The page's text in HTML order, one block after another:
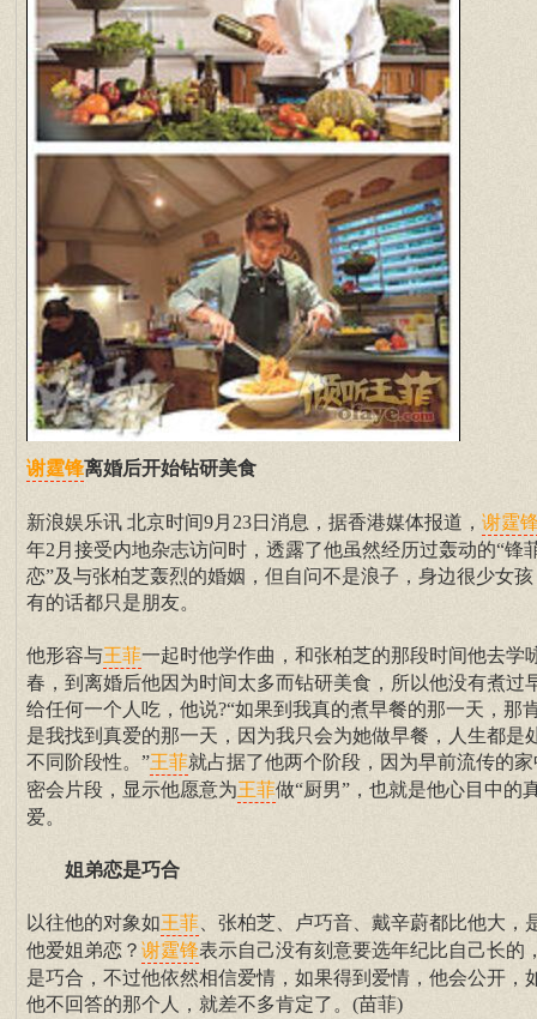
谢霆锋离婚后开始钻研美食
新浪娱乐讯 北京时间9月23日消息，据香港媒体报道， 谢霆
年2月接受内地杂志访问时，透露了他虽然经历过轰动的“锋
恋”及与张柏芝轰烈的婚姻，但自问不是浪子，身边很少女孩
有的话都只是朋友。
他形容与王菲一起时他学作曲，和张柏芝的那段时间他去学
春，到离婚后他因为时间太多而钻研美食，所以他没有煮过
给任何一个人吃，他说?“如果到我真的煮早餐的那一天，那
是我找到真爱的那一天，因为我只会为她做早餐，人生都是
不同阶段性。”王菲就占据了他两个阶段，因为早前流传的家
密会片段，显示他愿意为王菲做“厨男”，也就是他心目中的
爱。
姐弟恋是巧合
以往他的对象如王菲 、张柏芝、卢巧音、戴辛蔚都比他大，
他爱姐弟恋？ 谢霆锋表示自己没有刻意要选年纪比自己长的
是巧合，不过他依然相信爱情，如果得到爱情，他会公开，
他不回答的那个人，就差不多肯定了。(苗菲)